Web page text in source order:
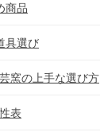
商品
具選び
窯の上手な選び方
表